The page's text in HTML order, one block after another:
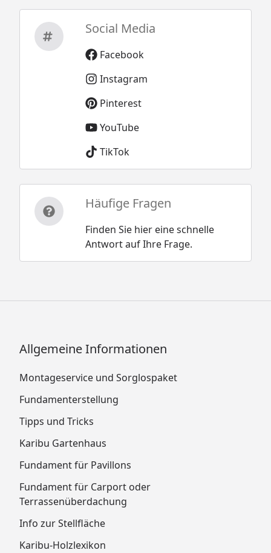
Social Media
Facebook
Instagram
Pinterest
YouTube
TikTok
Häufige Fragen
Finden Sie hier eine schnelle
Antwort auf Ihre Frage.
Allgemeine Informationen
Montageservice und Sorglospaket
Fundamenterstellung
Tipps und Tricks
Karibu Gartenhaus
Fundament für Pavillons
Fundament für Carport oder
Terrassenüberdachung
Info zur Stellfläche
Karibu-Holzlexikon